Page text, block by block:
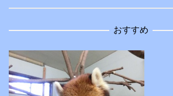
ー
ョ
おすすめ